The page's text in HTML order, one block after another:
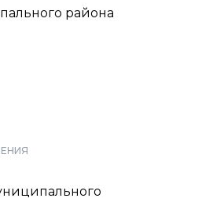
района